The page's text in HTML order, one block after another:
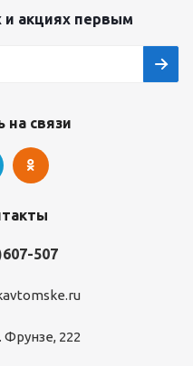
и акциях первым
на связи
507
Фрунзе, 222